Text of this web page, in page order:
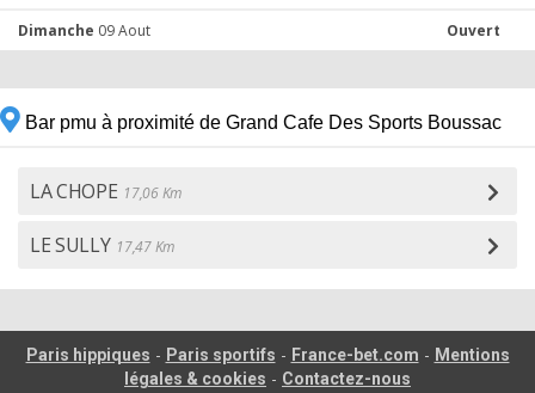
Dimanche 09 Aout Ouvert
Bar pmu à proximité de Grand Cafe Des Sports Boussac
LA CHOPE 17,06 Km
LE SULLY 17,47 Km
Paris hippiques - Paris sportifs - France-bet.com - Mentions
légales & cookies - Contactez-nous